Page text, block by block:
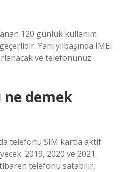
120 günlük kullanım
Yani yılbaşında IMEI
ve telefonunuz
ne demek
telefonu SIM kartla aktif
2019, 2020 ve 2021.
telefonu satabilir,